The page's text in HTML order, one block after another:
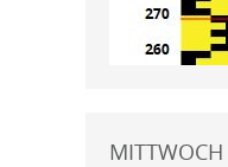
MITTWOCH